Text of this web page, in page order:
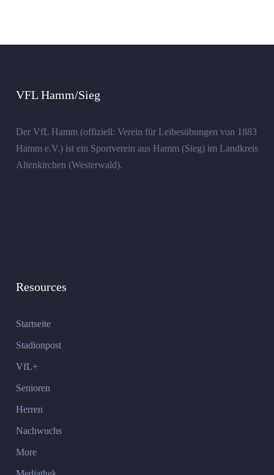
VFL Hamm/Sieg
Der VfL Hamm (offiziell: Verein für Leibesübungen von 1883
Hamm e.V.) ist ein Sportverein aus Hamm (Sieg) im Landkreis
Altenkirchen (Westerwald).
Resources
Startseite
Stadionpost
VfL+
Senioren
Herren
Nachwuchs
More